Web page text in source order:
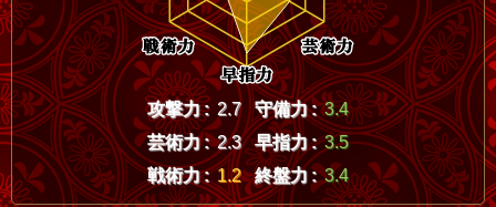
攻撃力 : 2.7 守備力 : 3.4
芸術力 : 2.3 早指力 : 3.5
戦術力 : 1.2 終盤力 : 3.4